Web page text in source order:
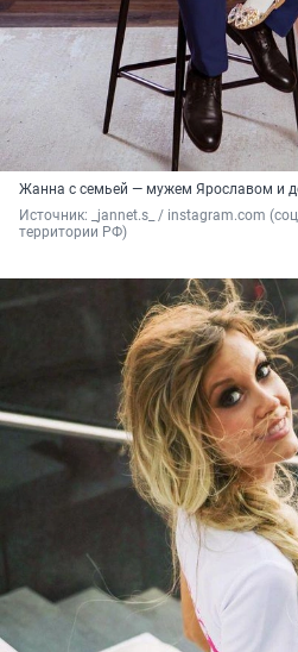
Жанна с семьей — мужем Ярославом и
Источник:
_jannet.s_ / instagram.com
территории РФ)